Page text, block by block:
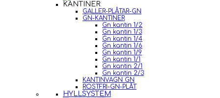
KANTINER
GALLER-PLÅTAR-GN
GN-KANTINER
Gn kantin 1/2
Gn kantin 1/3
Gn kantin 1/4
Gn kantin 1/6
Gn kantin 1/9
Gn kantin 1/1
Gn kantin 2/1
Gn kantin 2/3
KANTINVAGN GN
ROSTFRI-GN-PLÅT
HYLLSYSTEM